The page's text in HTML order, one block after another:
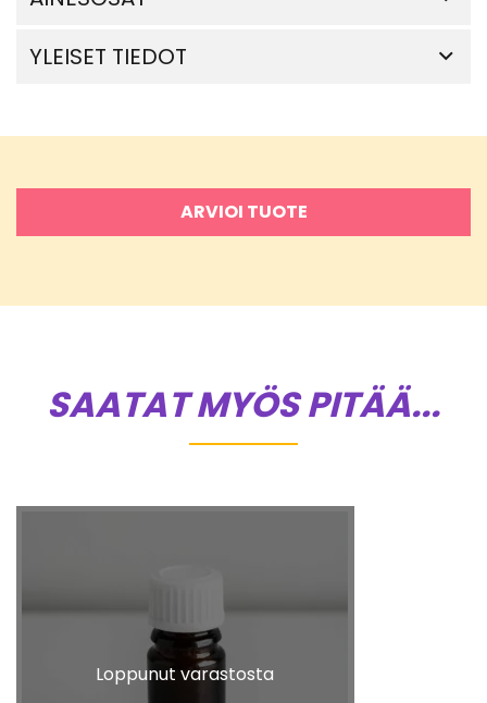
YLEISET TIEDOT
ARVIOI TUOTE
SAATAT MYÖS PITÄÄ...
Loppunut varastosta